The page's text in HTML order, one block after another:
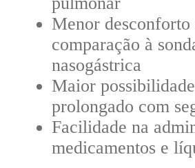
Menor desconforto
comparação à
nasogástrica
Maior
prolongado com
Facilidade na
medicamentos e